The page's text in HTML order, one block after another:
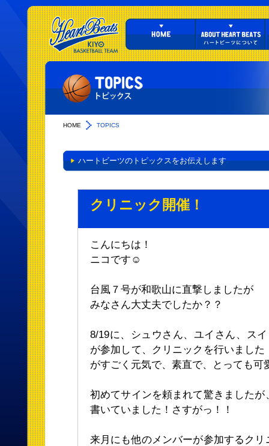
HOME TOPICS
ハートビーツのトピックスをお伝えします
クリニック開催！
こんにちは！
ニコです☺︎
台風７号が和歌山に直撃しましたが
みなさん大丈夫でしたか？？
8/19に、シュウさん、ユイさん、ス
が参加して、クリニックを行いまし
がすごく元気で、素直で、とっても
初めてサインを頼まれて驚きました
書いていました！さすがっ！！
来月にも他のメンバーが参加するク